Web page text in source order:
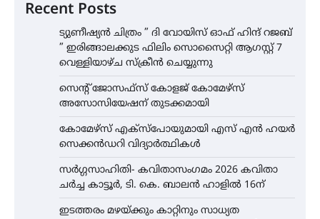
Recent Posts
ട്യുണീഷ്യൻ ചിത്രം ” ദി വോയിസ് ഓഫ് ഹിന്ദ് റജബ്
” ഇരിങ്ങാലക്കുട ഫിലിം സൊസൈറ്റി ആഗസ്റ്റ് 7
വെള്ളിയാഴ്ച സ്‌ക്രീൻ ചെയ്യുന്നു
സെന്റ് ജോസഫ്സ് കോളജ് കോമേഴ്‌സ്
അസോസിയേഷന് തുടക്കമായി
കോമേഴ്സ് എക്സ്പോയുമായി എസ് എൻ ഹയർ
സെക്കൻഡറി വിദ്യാർത്ഥികൾ
സർഗ്ഗസാഹിതി- കവിതാസംഗമം 2026 കവിതാ
ചർച്ച കാട്ടൂർ, ടി. കെ. ബാലൻ ഹാളിൽ 16ന്
ഇടത്തരം മഴയ്ക്കും കാറ്റിനും സാധ്യത